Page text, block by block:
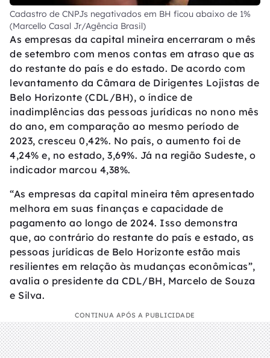
Cadastro de CNPJs negativados em BH ficou abaixo de 1%
(Marcello Casal Jr/Agência Brasil)
As empresas da capital mineira encerraram o mês
de setembro com menos contas em atraso que as
do restante do país e do estado. De acordo com
levantamento da Câmara de Dirigentes Lojistas de
Belo Horizonte (CDL/BH), o índice de
inadimplências das pessoas jurídicas no nono mês
do ano, em comparação ao mesmo período de
2023, cresceu 0,42%. No país, o aumento foi de
4,24% e, no estado, 3,69%. Já na região Sudeste, o
indicador marcou 4,38%.
“As empresas da capital mineira têm apresentado
melhora em suas finanças e capacidade de
pagamento ao longo de 2024. Isso demonstra
que, ao contrário do restante do país e estado, as
pessoas jurídicas de Belo Horizonte estão mais
resilientes em relação às mudanças econômicas”,
avalia o presidente da CDL/BH, Marcelo de Souza
e Silva.
CONTINUA APÓS A PUBLICIDADE